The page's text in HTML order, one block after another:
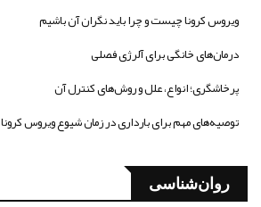
ویروس کرونا چیست و چرا باید نگران آن باشیم
درمان‌های خانگی برای آلرژی فصلی
پرخاشگری؛ انواع، علل و روش‌های کنترل آن
توصیه‌های مهم برای بارداری در زمان شیوع ویروس کرونا
روان‌شناسی